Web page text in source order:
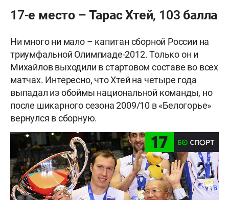
17-е место – Тарас Хтей, 103 балла
Ни много ни мало – капитан сборной России на
триумфальной Олимпиаде-2012. Только он и
Михайлов выходили в стартовом составе во всех
матчах. Интересно, что Хтей на четыре года
выпадал из обоймы национальной команды, но
после шикарного сезона 2009/10 в «Белогорье»
вернулся в сборную.